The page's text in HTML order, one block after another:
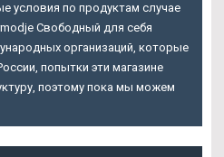
условия по продуктам случае
Свободный для себя
организаций, которые
попытки эти магазине
поэтому пока мы можем